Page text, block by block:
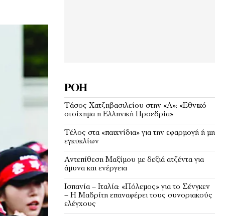
ΡΟΉ
Τάσος Χατζηβασιλείου στην «Α»: «Εθνικό
στοίχημα η Ελληνική Προεδρία»
Τέλος στα «παιχνίδια» για την εφαρμογή ή μη
εγκυκλίων
Αντεπίθεση Μαξίμου με δεξιά ατζέντα για
άμυνα και ενέργεια
Ισπανία – Ιταλία: «Πόλεμος» για το Σένγκεν
– Η Μαδρίτη επαναφέρει τους συνοριακούς
ελέγχους